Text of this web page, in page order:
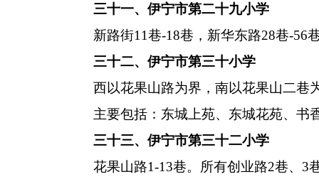
三十一、伊宁市第二十九小学
新路街11巷-18巷，新华东路28巷-56
三十二、伊宁市第三十小学
西以花果山路为界，南以花果山二巷
主要包括：东城上苑、东城花苑、书
三十三、伊宁市第三十二小学
花果山路1-13巷。所有创业路2巷、3